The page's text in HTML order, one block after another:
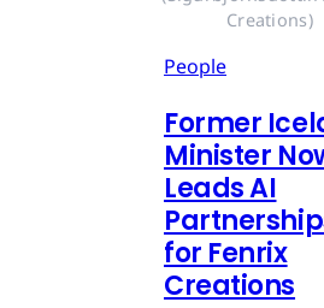
Creations)
People
Former
Minister
Leads AI
for Fenrix
Creations